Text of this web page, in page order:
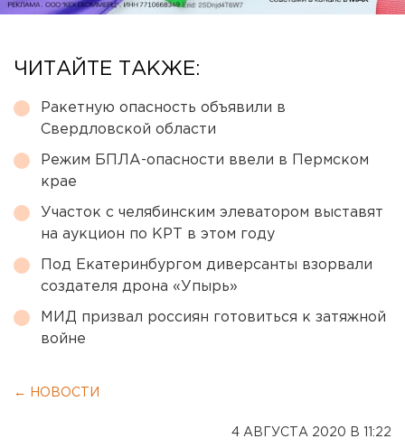
ЧИТАЙТЕ ТАКЖЕ:
Ракетную опасность объявили в
Свердловской области
Режим БПЛА-опасности ввели в Пермском
крае
Участок с челябинским элеватором выставят
на аукцион по КРТ в этом году
Под Екатеринбургом диверсанты взорвали
создателя дрона «Упырь»
МИД призвал россиян готовиться к затяжной
войне
← НОВОСТИ
4 АВГУСТА 2020 В 11:22